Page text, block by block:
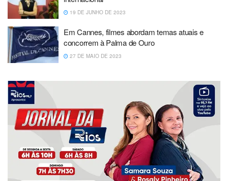
19 DE JUNHO DE 2023
Em Cannes, filmes abordam temas atuais e
concorrem à Palma de Ouro
27 DE MAIO DE 2023